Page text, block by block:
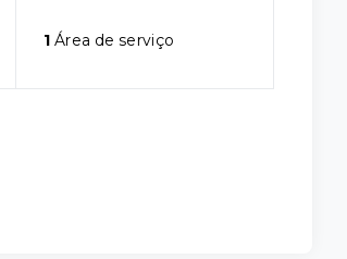
1 Área de serviço